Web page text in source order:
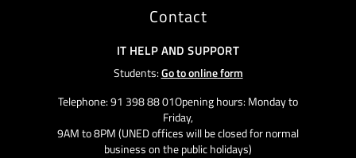
Contact
IT HELP AND SUPPORT
Students:Go to online form
Telephone: 91 398 88 01Opening hours: Monday to
Friday,
9AM to 8PM (UNED offices will be closed for normal
business on the public holidays)